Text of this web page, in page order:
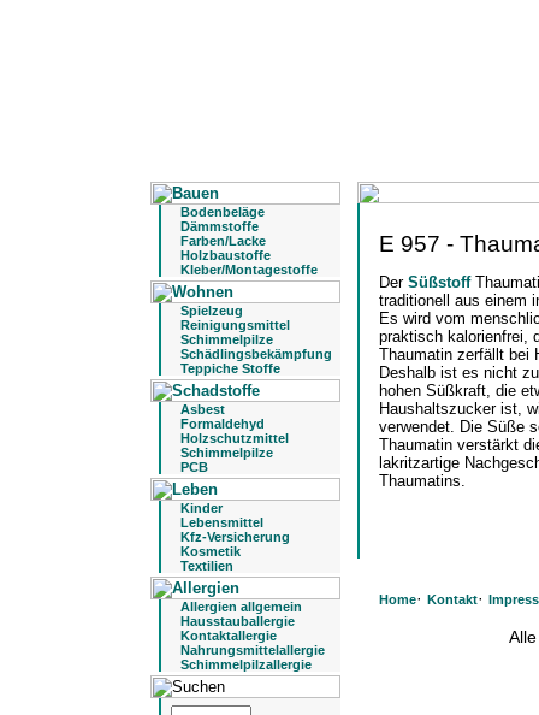
Bodenbeläge
Dämmstoffe
Farben/Lacke
Holzbaustoffe
Kleber/Montagestoffe
Spielzeug
Reinigungsmittel
Schimmelpilze
Schädlingsbekämpfung
Teppiche Stoffe
Asbest
Formaldehyd
Holzschutzmittel
Schimmelpilze
PCB
Kinder
Lebensmittel
Kfz-Versicherung
Kosmetik
Textilien
Allergien allgemein
Hausstauballergie
Kontaktallergie
Nahrungsmittelallergie
Schimmelpilzallergie
E 957 -
Der Süßstoff
traditionell aus einem
Es wird vom
praktisch kalorienfrei,
Thaumatin zerfällt bei
Deshalb ist es nicht
hohen Süßkraft, die
Haushaltszucker ist,
verwendet. Die Süße
Thaumatin verstärkt
lakritzartige
Thaumatins.
Home· Kontakt·